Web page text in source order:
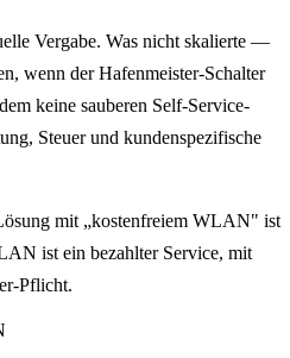
Vergabe. Was nicht skalierte —
wenn der Hafenmeister-Schalter
keine sauberen Self-Service-
Steuer und kundenspezifische
mit „kostenfreiem WLAN" ist
ist ein bezahlter Service, mit
Pflicht.